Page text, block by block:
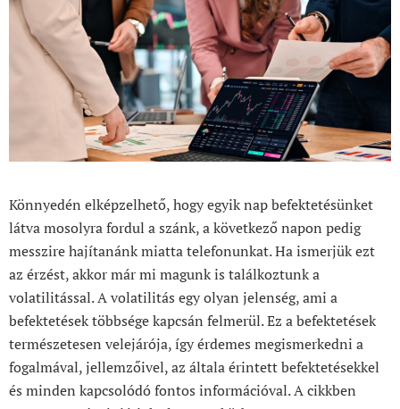
Könnyedén elképzelhető, hogy egyik nap befektetésünket
látva mosolyra fordul a szánk, a következő napon pedig
messzire hajítanánk miatta telefonunkat. Ha ismerjük ezt
az érzést, akkor már mi magunk is találkoztunk a
volatilitással. A volatilitás egy olyan jelenség, ami a
befektetések többsége kapcsán felmerül. Ez a befektetések
természetesen velejárója, így érdemes megismerkedni a
fogalmával, jellemzőivel, az általa érintett befektetésekkel
és minden kapcsolódó fontos információval. A cikkben